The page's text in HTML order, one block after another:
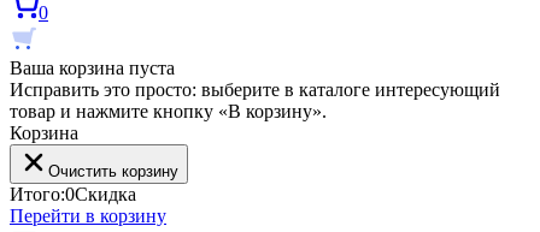
0
Ваша корзина пуста
Исправить это просто: выберите в каталоге интересующий
товар и нажмите кнопку «В корзину».
Корзина
Очистить корзину
Итого:0Скидка
Перейти в корзину